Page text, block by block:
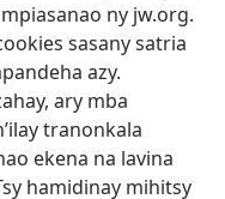
ny jw.org.
sasany satria
azy.
ary mba
tranonkala
ekena na lavina
hamidinay mihitsy
Jehovah